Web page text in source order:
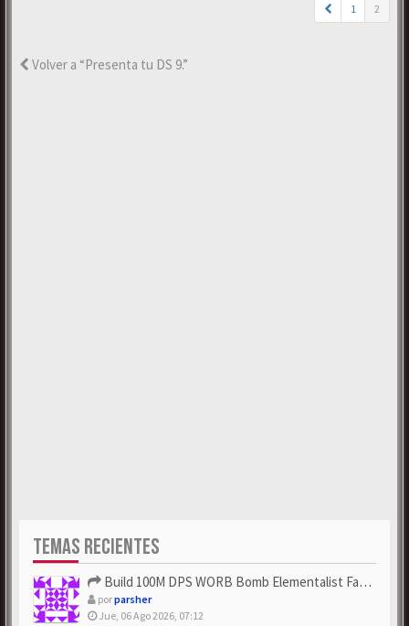
1 2
Volver a “Presenta tu DS 9.”
TEMAS RECIENTES
Build 100M DPS WORB Bomb Elementalist Fast - Grab POE Curren...
porparsher
Jue, 06 Ago 2026, 07:12